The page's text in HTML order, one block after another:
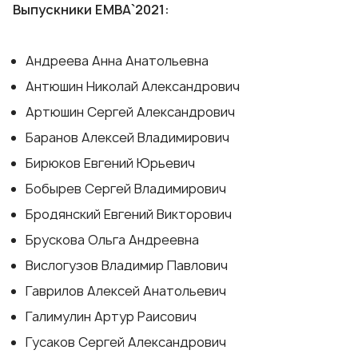
Выпускники ЕМВА`2021:
Андреева Анна Анатольевна
Антюшин Николай Александрович
Артюшин Сергей Александрович
Баранов Алексей Владимирович
Бирюков Евгений Юрьевич
Бобырев Сергей Владимирович
Бродянский Евгений Викторович
Брускова Ольга Андреевна
Вислогузов Владимир Павлович
Гаврилов Алексей Анатольевич
Галимулин Артур Раисович
Гусаков Сергей Александрович